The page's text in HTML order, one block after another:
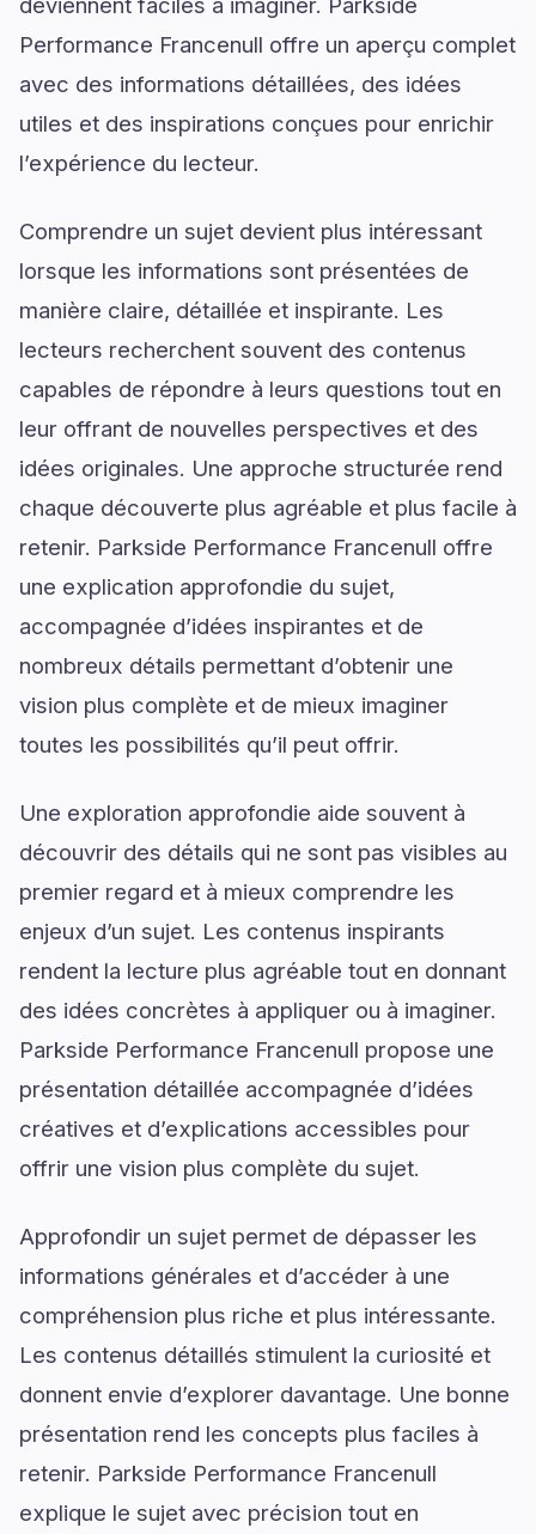
Performance Francenull offre un aperçu complet
avec des informations détaillées, des idées
utiles et des inspirations conçues pour enrichir
l’expérience du lecteur.
Comprendre un sujet devient plus intéressant
lorsque les informations sont présentées de
manière claire, détaillée et inspirante. Les
lecteurs recherchent souvent des contenus
capables de répondre à leurs questions tout en
leur offrant de nouvelles perspectives et des
idées originales. Une approche structurée rend
chaque découverte plus agréable et plus facile à
retenir. Parkside Performance Francenull offre
une explication approfondie du sujet,
accompagnée d’idées inspirantes et de
nombreux détails permettant d’obtenir une
vision plus complète et de mieux imaginer
toutes les possibilités qu’il peut offrir.
Une exploration approfondie aide souvent à
découvrir des détails qui ne sont pas visibles au
premier regard et à mieux comprendre les
enjeux d’un sujet. Les contenus inspirants
rendent la lecture plus agréable tout en donnant
des idées concrètes à appliquer ou à imaginer.
Parkside Performance Francenull propose une
présentation détaillée accompagnée d’idées
créatives et d’explications accessibles pour
offrir une vision plus complète du sujet.
Approfondir un sujet permet de dépasser les
informations générales et d’accéder à une
compréhension plus riche et plus intéressante.
Les contenus détaillés stimulent la curiosité et
donnent envie d’explorer davantage. Une bonne
présentation rend les concepts plus faciles à
retenir. Parkside Performance Francenull
explique le sujet avec précision tout en